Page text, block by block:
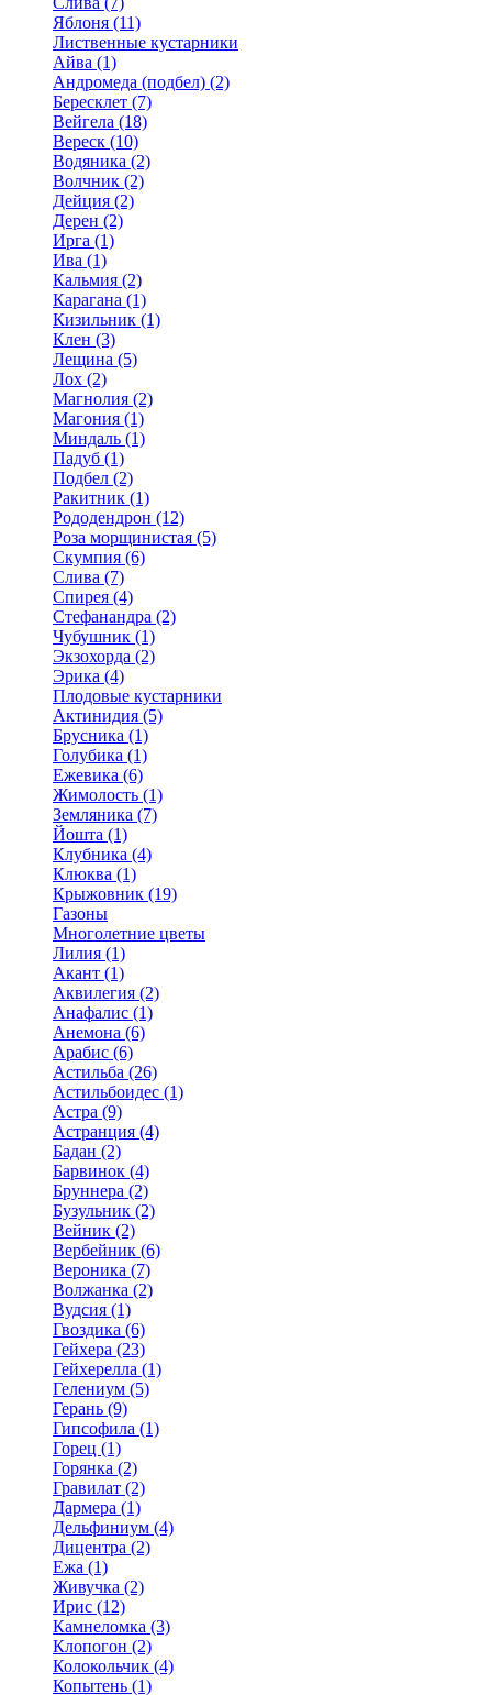
Яблоня (11)
Лиственные кустарники
Айва (1)
Андромеда (подбел) (2)
Бересклет (7)
Вейгела (18)
Вереск (10)
Водяника (2)
Волчник (2)
Дейция (2)
Дерен (2)
Ирга (1)
Ива (1)
Кальмия (2)
Карагана (1)
Кизильник (1)
Клен (3)
Лещина (5)
Лох (2)
Магнолия (2)
Магония (1)
Миндаль (1)
Падуб (1)
Подбел (2)
Ракитник (1)
Рододендрон (12)
Роза морщинистая (5)
Скумпия (6)
Слива (7)
Спирея (4)
Стефанандра (2)
Чубушник (1)
Экзохорда (2)
Эрика (4)
Плодовые кустарники
Актинидия (5)
Брусника (1)
Голубика (1)
Ежевика (6)
Жимолость (1)
Земляника (7)
Йошта (1)
Клубника (4)
Клюква (1)
Крыжовник (19)
Газоны
Многолетние цветы
Лилия (1)
Акант (1)
Аквилегия (2)
Анафалис (1)
Анемона (6)
Арабис (6)
Астильба (26)
Астильбоидес (1)
Астра (9)
Астранция (4)
Бадан (2)
Барвинок (4)
Бруннера (2)
Бузульник (2)
Вейник (2)
Вербейник (6)
Вероника (7)
Волжанка (2)
Вудсия (1)
Гвоздика (6)
Гейхера (23)
Гейхерелла (1)
Гелениум (5)
Герань (9)
Гипсофила (1)
Горец (1)
Горянка (2)
Гравилат (2)
Дармера (1)
Дельфиниум (4)
Дицентра (2)
Ежа (1)
Живучка (2)
Ирис (12)
Камнеломка (3)
Клопогон (2)
Колокольчик (4)
Копытень (1)